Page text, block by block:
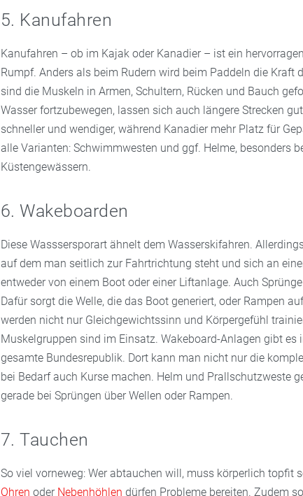
5. Kanufahren
Kanufahren – ob im Kajak oder Kanadier – ist ein
Rumpf. Anders als beim Rudern wird beim Paddeln die Kraft
sind die Muskeln in Armen, Schultern, Rücken und Bauch
Wasser fortzubewegen, lassen sich auch längere Strecken
schneller und wendiger, während Kanadier mehr Platz für
alle Varianten: Schwimmwesten und ggf. Helme, besonders
Küstengewässern.
6. Wakeboarden
Diese Wasssersporart ähnelt dem Wasserskifahren.
auf dem man seitlich zur Fahrtrichtung steht und sich an
entweder von einem Boot oder einer Liftanlage. Auch
Dafür sorgt die Welle, die das Boot generiert, oder Rampen
werden nicht nur Gleichgewichtssinn und Körpergefühl
Muskelgruppen sind im Einsatz. Wakeboard-Anlagen gibt es
gesamte Bundesrepublik. Dort kann man nicht nur die
bei Bedarf auch Kurse machen. Helm und Prallschutzweste
gerade bei Sprüngen über Wellen oder Rampen.
7. Tauchen
So viel vorneweg: Wer abtauchen will, muss körperlich topfit
Ohren oder Nebenhöhlen dürfen Probleme bereiten. Zudem